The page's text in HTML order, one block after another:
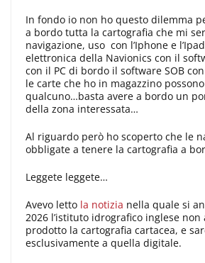
In fondo io non ho questo dilemma
a bordo tutta la cartografia che mi
navigazione, uso con l’Iphone e
elettronica della Navionics con il
con il PC di bordo il software SOB
le carte che ho in magazzino
qualcuno…basta avere a bordo un
della zona interessata…
Al riguardo però ho scoperto che le
obbligate a tenere la cartografia a
Leggete leggete…
Avevo letto la notizia nella quale si
2026 l’istituto idrografico inglese
prodotto la cartografia cartacea, e
esclusivamente a quella digitale.